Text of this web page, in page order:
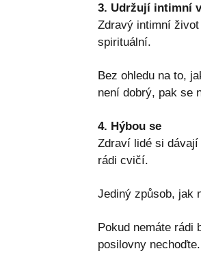
3. Udržují intimní
Zdravý intimní
spirituální.
Bez ohledu na to,
není dobrý, pak se
4. Hýbou se
Zdraví lidé si
rádi cvičí.
Jediný způsob, jak
Pokud nemáte rádi
posilovny nechoďte.